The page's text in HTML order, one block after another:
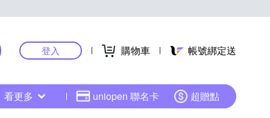
登入 購物車 帳號綁定送
看更多 uniopen 聯名卡 超贈點